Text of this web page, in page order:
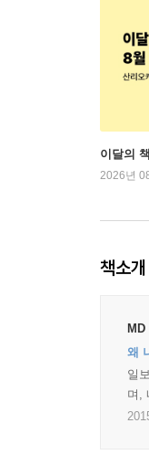
이달의
2026년
책소개
MD
왜
일
며,